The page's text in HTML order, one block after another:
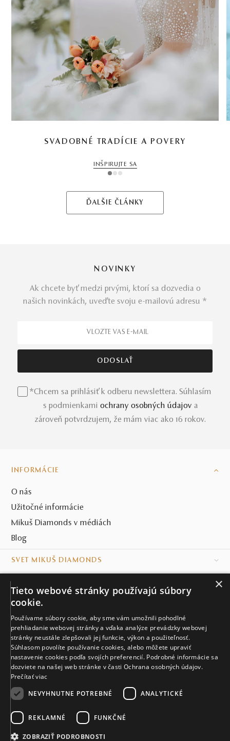
SVADOBNÉ TRADÍCIE A POVERY
INŠPIRUJTE SA
1 2 3
ĎALŠIE ČLÁNKY
NOVINKY
Ak chcete byť medzi prvými, ktorí sa dozvedia o
našich novinkách, uveďte svoju e-mailovú adresu *
*Chcem sa prihlásiť k odberu newslettera. Súhlasím
s podmienkami ochrany osobných údajov a
zároveň potvrdzujem, že mám viac ako 16 rokov.
INFORMÁCIE
O nás
Užitočné informácie
Mikuš Diamonds v médiách
Blog
SVET MIKUŠ DIAMONDS
KONTAKT
Naše klenotníctva
Sídlo spoločnosti
© MIKUŠ DIAMONDS, A.S. 2026. VŠETKY PRÁVA VYHRADENÉ.
×
Tieto webové stránky používajú súbory
cookie.
Používame súbory cookie, aby sme vám umožnili pohodlné
prehliadanie webovej stránky a vďaka analýze prevádzky webovej
stránky neustále zlepšovali jej funkcie, výkon a použiteľnosť.
Súhlasom povolíte používanie cookies, alebo môžete upraviť
nastavenie cookies podľa svojích preferencií. Podrobné informácie sa
dozviete na našej web stránke v časti Ochrana osobných údajov.
Prečítať viac
NEVYHNUTNE POTREBNÉ
ANALYTICKÉ
REKLAMNÉ FUNKČNÉ
ZOBRAZIŤ PODROBNOSTI